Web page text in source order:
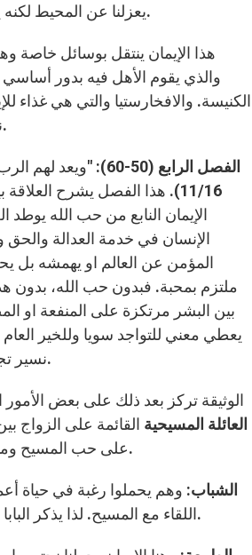
يعزلنا عن المحيط لكنه يفتح الإنسان على الأخر.
والذي يقوم الأهل فيه بدور أساسي
الكنيسة. والافخارستيا والتي هي غذاء
نرى عمق الواقع ومعناه.
الفصل الرابع (50-60):
"ويعد لهم
11/16). هذا الفصل يشرح العلاقة
الإيمان النابع من حب الله يوطد
الإنسان في خدمة العدالة والحق
المؤمن عن العالم او يهمشه بل
ملتزم بمحبة. فبدون حب الله، بدون
بين البشر مرتكزة على المنفعة او
يعطي معني للتواجد سويا وللخير
نسير تجاه مستقبل ملئه الرجاء.
الوثيقة تركز بعد ذلك على بعض الأمور
العائلة المسيحية القائمة على الزواج
على حب المسيح ومنه تستقي حبها إلى الأبد.
الشباب: وهم يحملوا رغبة في حياة
اللقاء مع المسيح. لذا يذكر البابا لقاءات الشباب العالمية.